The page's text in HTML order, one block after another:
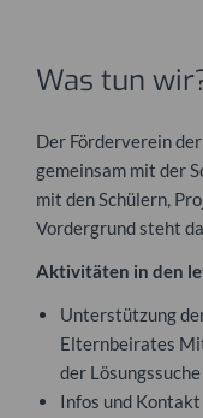
Was tun
Der Förderverein
gemeinsam mit der
mit den Schülern,
Vordergrund steht
Aktivitäten in den
Unterstützung
Elternbeirates
der
Infos und